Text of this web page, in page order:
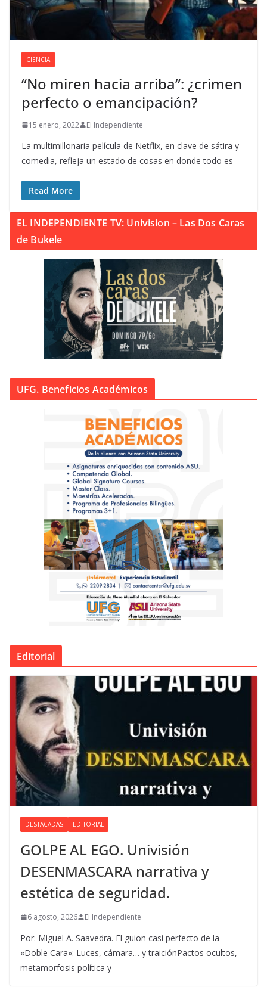
CIENCIA
“No miren hacia arriba”: ¿crimen
perfecto o emancipación?
15 enero, 2022 El Independiente
La multimillonaria película de Netflix, en clave de sátira y
comedia, refleja un estado de cosas en donde todo es
Read More
EL INDEPENDIENTE TV: Univision – Las Dos Caras
de Bukele
UFG. Beneficios Académicos
Editorial
DESTACADAS EDITORIAL
GOLPE AL EGO. Univisión
DESENMASCARA narrativa y
estética de seguridad.
6 agosto, 2026 El Independiente
Por: Miguel A. Saavedra. El guion casi perfecto de la
«Doble Cara»: Luces, cámara… y traiciónPactos ocultos,
metamorfosis política y